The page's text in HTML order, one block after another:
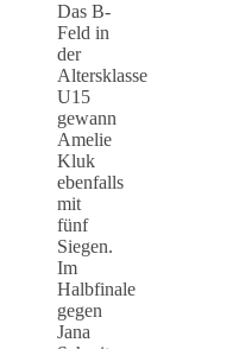
Das B-
Feld in
der
Altersklasse
U15
gewann
Amelie
Kluk
ebenfalls
mit
fünf
Siegen.
Im
Halbfinale
gegen
Jana